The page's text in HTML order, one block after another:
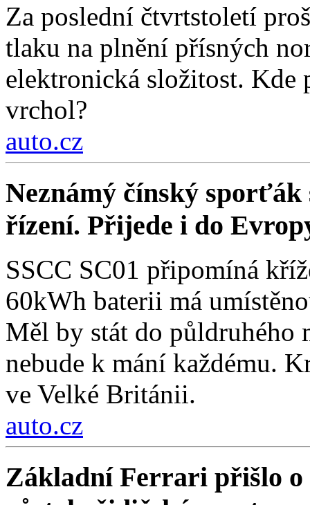
Za poslední čtvrtstoletí
tlaku na plnění přísných
elektronická složitost. Kde
vrchol?
auto.cz
Neznámý čínský
řízení. Přijede i do
SSCC SC01 připomíná
60kWh baterii má
Měl by stát do půldruhého
nebude k mání každému.
ve Velké Británii.
auto.cz
Základní Ferrari přišlo o